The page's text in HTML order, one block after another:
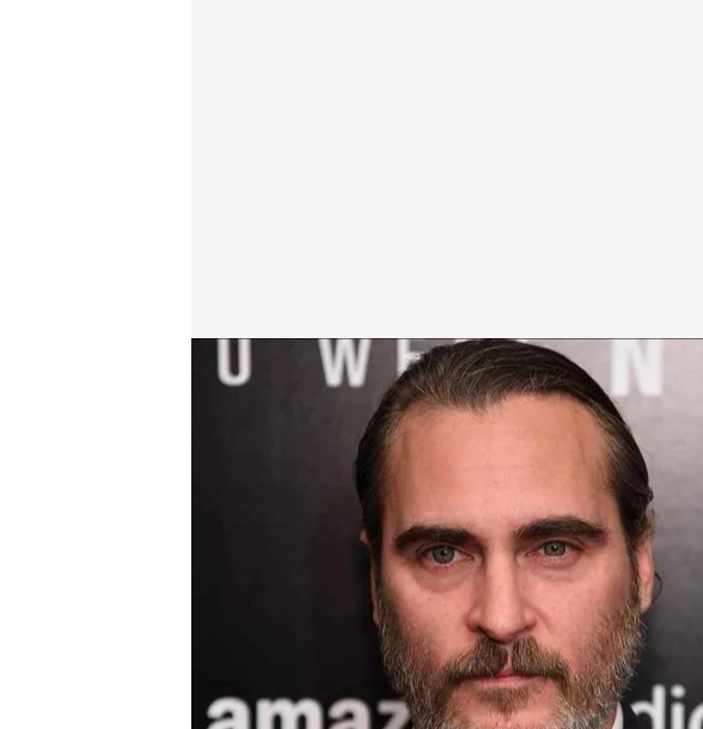
Joaquin Phoenix asegura ver al fantasma de su hermano.
Cuarto Milenio
18 FEB 2024 - 23:30h.
River Phoenix murió a causa de una
La llamada de Joaquin Phoenix a
El pasado de Joaquin Phoenix en una
Compartir